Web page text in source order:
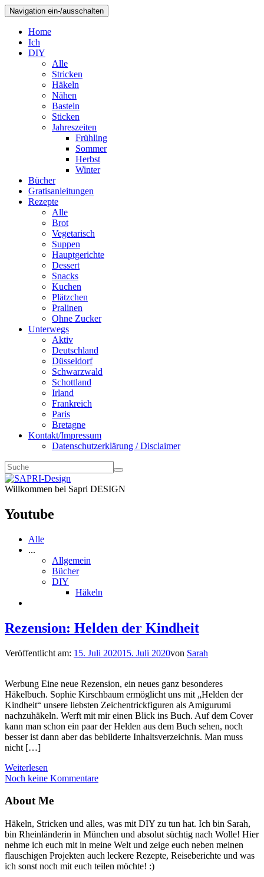
Navigation ein-/ausschalten
Home
Ich
DIY
Alle
Stricken
Häkeln
Nähen
Basteln
Sticken
Jahreszeiten
Frühling
Sommer
Herbst
Winter
Bücher
Gratisanleitungen
Rezepte
Alle
Brot
Vegetarisch
Suppen
Hauptgerichte
Dessert
Snacks
Kuchen
Plätzchen
Pralinen
Ohne Zucker
Unterwegs
Aktiv
Deutschland
Düsseldorf
Schwarzwald
Schottland
Irland
Frankreich
Paris
Bretagne
Kontakt/Impressum
Datenschutzerklärung / Disclaimer
Willkommen bei Sapri DESIGN
Youtube
Alle
...
Allgemein
Bücher
DIY
Häkeln
Rezension: Helden der Kindheit
Veröffentlicht am: 15. Juli 202015. Juli 2020von Sarah
Werbung Eine neue Rezension, ein neues ganz besonderes
Häkelbuch. Sophie Kirschbaum ermöglicht uns mit „Helden der
Kindheit“ unsere liebsten Zeichentrickfiguren als Amigurumi
nachzuhäkeln. Werft mit mir einen Blick ins Buch. Auf dem Cover
kann man schon ein paar der Helden aus dem Buch sehen, noch
besser ist dann aber das bebilderte Inhaltsverzeichnis. Man muss
nicht […]
Weiterlesen
Noch keine Kommentare
About Me
Häkeln, Stricken und alles, was mit DIY zu tun hat. Ich bin Sarah,
bin Rheinländerin in München und absolut süchtig nach Wolle! Hier
nehme ich euch mit in meine Welt und zeige euch neben meinen
flauschigen Projekten auch leckere Rezepte, Reiseberichte und was
ich sonst noch mit euch teilen möchte! :)